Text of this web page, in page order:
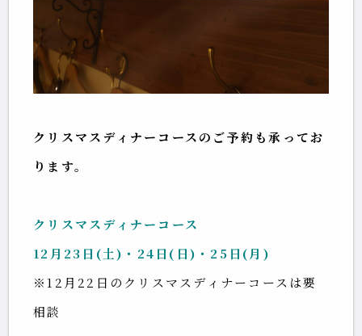
クリスマスディナーコースのご予約も承ってお
ります。
クリスマスディナーコース
12月23日(土)・24日(日)・25日(月)
※12月22日のクリスマスディナーコースは要
相談